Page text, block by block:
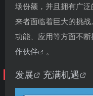
场份额，并且拥有广
来者面临着巨大的挑战
功能、应用等方面不断
作伙伴
。
发展 充满机遇